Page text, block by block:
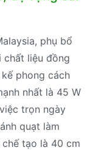
phụ bổ
chất liệu đồng
phong cách
nhất là 45 W
trọn ngày
quạt làm
tạo là 40 cm